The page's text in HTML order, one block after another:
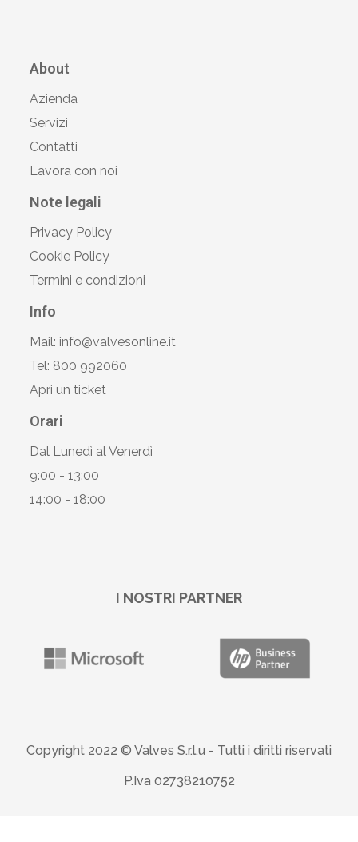
About
Azienda
Servizi
Contatti
Lavora con noi
Note legali
Privacy Policy
Cookie Policy
Termini e condizioni
Info
Mail: info@valvesonline.it
Tel: 800 992060
Apri un ticket
Orari
Dal Lunedì al Venerdì
9:00 - 13:00
14:00 - 18:00
I NOSTRI PARTNER
Copyright 2022 © Valves S.r.l.u - Tutti i diritti riservati
P.Iva 02738210752